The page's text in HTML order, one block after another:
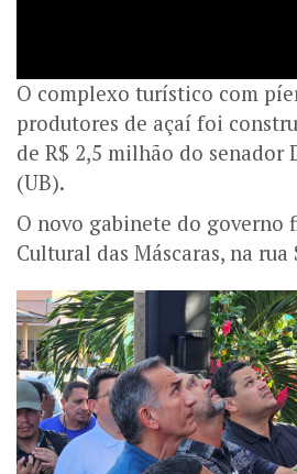
O complexo turístico com
produtores de açaí foi
de R$ 2,5 milhão do senador
(UB).
O novo gabinete do governo
Cultural das Máscaras, na rua